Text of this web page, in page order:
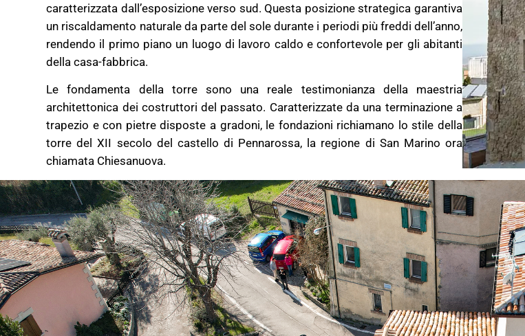
caratterizzata dall’esposizione verso sud. Questa posizione strategica garantiva
un riscaldamento naturale da parte del sole durante i periodi più freddi dell’anno,
rendendo il primo piano un luogo di lavoro caldo e confortevole per gli abitanti
della casa-fabbrica.
Le fondamenta della torre sono una reale testimonianza della maestria
architettonica dei costruttori del passato. Caratterizzate da una terminazione a
trapezio e con pietre disposte a gradoni, le fondazioni richiamano lo stile della
torre del XII secolo del castello di Pennarossa, la regione di San Marino ora
chiamata Chiesanuova.